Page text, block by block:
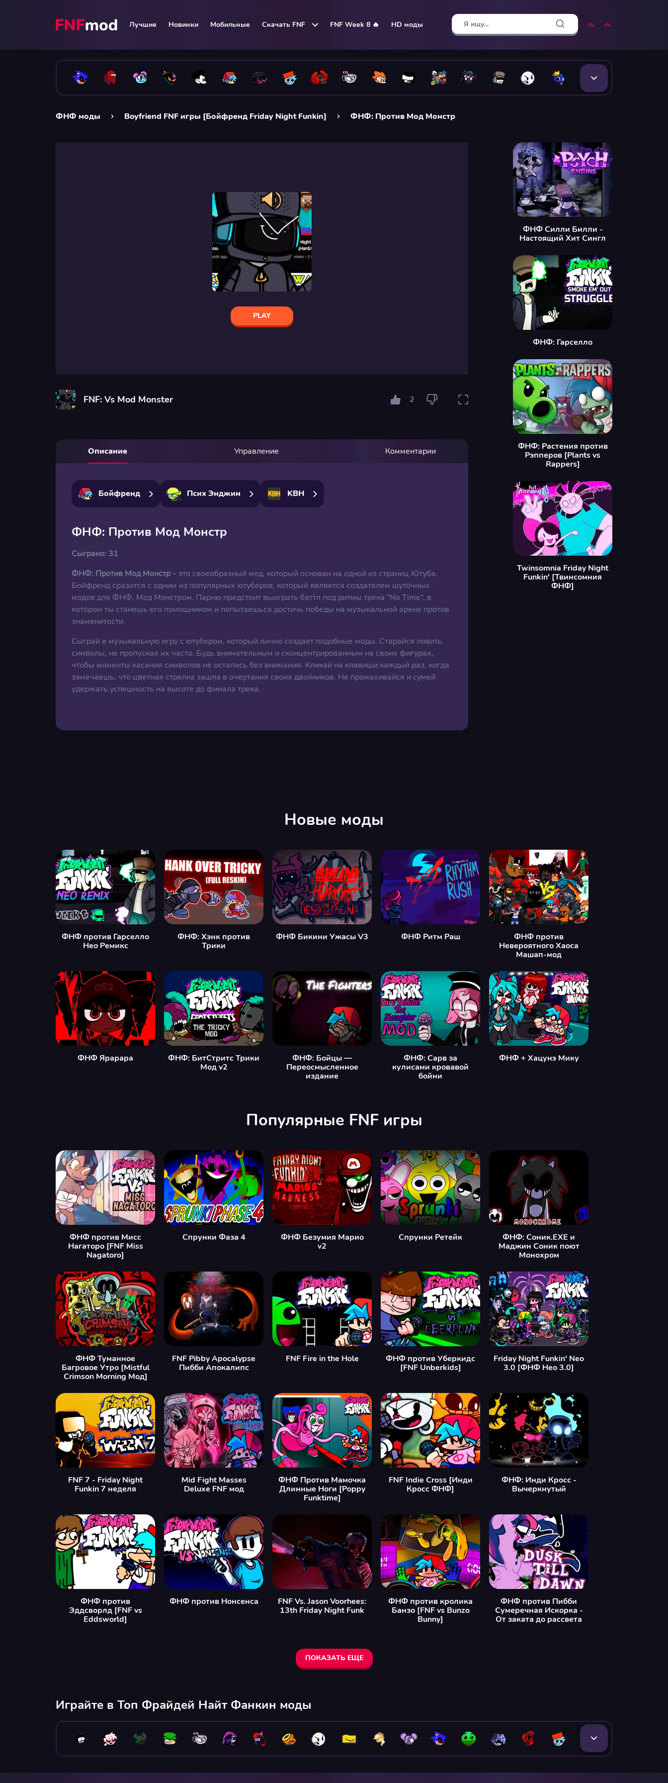
Лучшие Новинки Мобильные Скачать FNF FNF Week 8 🔥 HD моды ru
ФНФ моды Boyfriend FNF игры [Бойфренд Friday Night Funkin] ФНФ: Против Мод Монстр
PLAY
FNF: Vs Mod Monster 2
Описание Управление Комментарии
Бойфренд Псих Энджин KBH
ФНФ: Против Мод Монстр
Сыграно: 31
ФНФ: Против Мод Монстр– это своеобразный мод, который основан на одной из страниц Ютуба.
Бойфренд сразится с одним из популярных ютуберов, который является создателем шуточных
модов для ФНФ, Мод Монстром. Парню предстоит выиграть баттл под ритмы трека “No Time”, в
котором ты станешь его помощником и попытаешься достичь победы на музыкальной арене против
знаменитости.
Сыграй в музыкальную игру с ютубером, который лично создает подобные моды. Старайся ловить
символы, не пропуская их часто. Будь внимательным и сконцентрированным на своих фигурах,
чтобы моменты касания символов не остались без внимания. Кликай на клавиши каждый раз, когда
замечаешь, что цветная стрелка зашла в очертания своих двойников. Не промахивайся и сумей
удержать успешность на высоте до финала трека.
ФНФ Силли Билли -
Настоящий Хит Сингл
ФНФ: Гарселло
ФНФ: Растения против
Рэпперов [Plants vs
Rappers]
Twinsomnia Friday Night
Funkin' [Твинсомния
ФНФ]
Новые моды
ФНФ против Гарселло
Нео Ремикс
ФНФ: Хэнк против
Трики
ФНФ Бикини Ужасы V3 ФНФ Ритм Раш
ФНФ против
Невероятного Хаоса
Машап-мод
ФНФ Ярарара
ФНФ: БитСтритс Трики
Мод v2
ФНФ: Бойцы —
Переосмысленное
издание
ФНФ: Сарв за
кулисами кровавой
бойни
ФНФ + Хацунэ Мику
Популярные FNF игры
ФНФ против Мисс
Нагаторо [FNF Miss
Nagatoro]
Спрунки Фаза 4
ФНФ Безумия Марио
v2
Спрунки Ретейк
ФНФ: Соник.EXE и
Маджин Соник поют
Монохром
ФНФ Туманное
Багровое Утро [Mistful
Crimson Morning Мод]
FNF Pibby Apocalypse
Пибби Апокалипс
FNF Fire in the Hole
ФНФ против Уберкидс
[FNF Unberkids]
Friday Night Funkin' Neo
3.0 [ФНФ Нео 3.0]
FNF 7 - Friday Night
Funkin 7 неделя
Mid Fight Masses
Deluxe FNF мод
ФНФ Против Мамочка
Длинные Ноги [Poppy
Funktime]
FNF Indie Cross [Инди
Кросс ФНФ]
ФНФ: Инди Кросс -
Вычеркнутый
ФНФ против
Эддсворлд [FNF vs
Eddsworld]
ФНФ против Нонсенса
FNF Vs. Jason Voorhees:
13th Friday Night Funk
ФНФ против кролика
Банзо [FNF vs Bunzo
Bunny]
ФНФ против Пибби
Сумеречная Искорка -
От заката до рассвета
ПОКАЗАТЬ ЕЩЕ
Играйте в Топ Фрайдей Найт Фанкин моды